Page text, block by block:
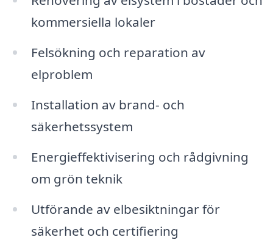
kommersiella lokaler
Felsökning och reparation av
elproblem
Installation av brand- och
säkerhetssystem
Energieffektivisering och rådgivning
om grön teknik
Utförande av elbesiktningar för
säkerhet och certifiering